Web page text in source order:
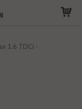
1.6 TDCi -